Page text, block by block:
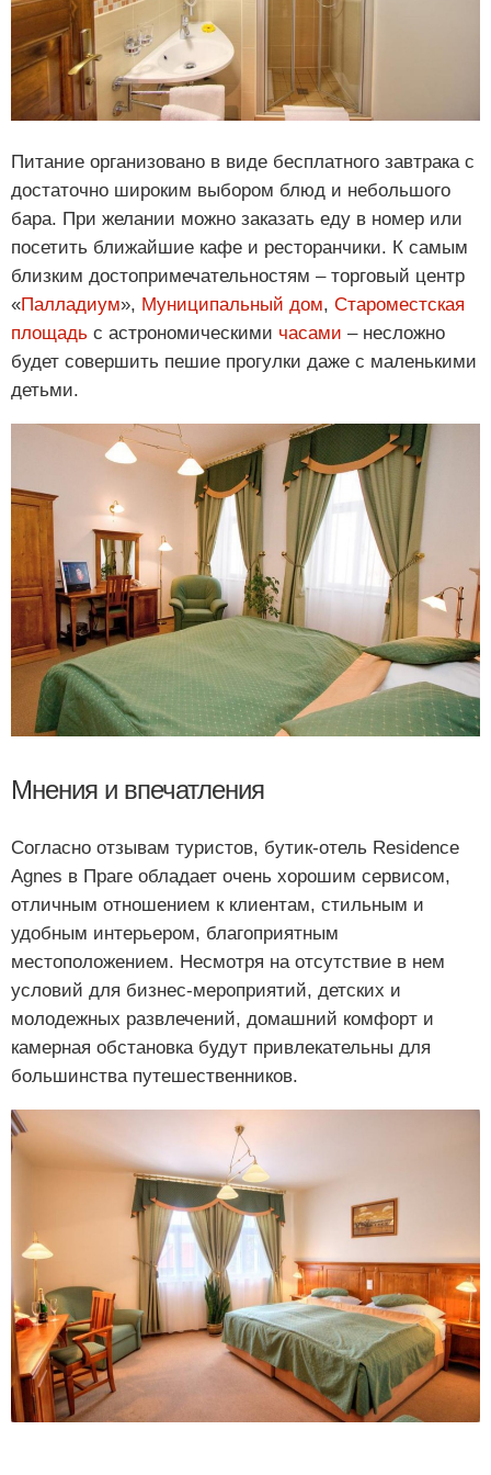
Питание организовано в виде бесплатного завтрака с
достаточно широким выбором блюд и небольшого
бара. При желании можно заказать еду в номер или
посетить ближайшие кафе и ресторанчики. К самым
близким достопримечательностям – торговый центр
«Палладиум», Муниципальный дом, Староместская
площадь с астрономическими часами – несложно
будет совершить пешие прогулки даже с маленькими
детьми.
Мнения и впечатления
Согласно отзывам туристов, бутик-отель Residence
Agnes в Праге обладает очень хорошим сервисом,
отличным отношением к клиентам, стильным и
удобным интерьером, благоприятным
местоположением. Несмотря на отсутствие в нем
условий для бизнес-мероприятий, детских и
молодежных развлечений, домашний комфорт и
камерная обстановка будут привлекательны для
большинства путешественников.